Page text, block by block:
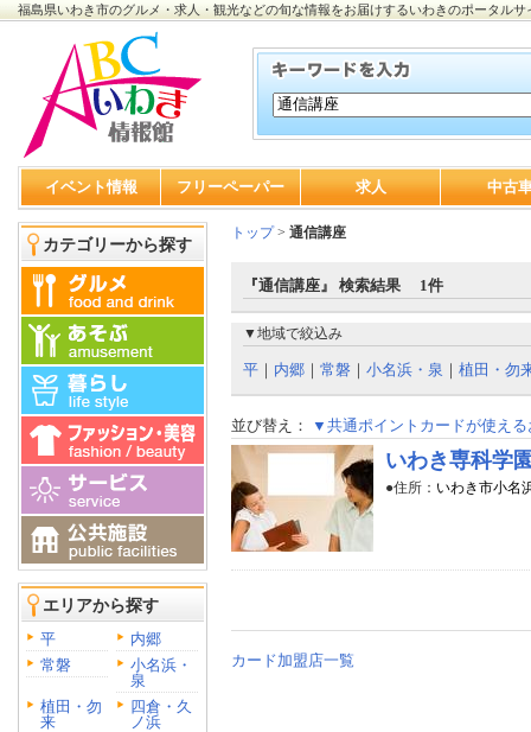
福島県いわき市のグルメ・求人・観光などの旬な情報をお届けするいわきのポータルサ
イベント情報 フリーペーパー 求人 中古
カテゴリーから探す
エリアから探す
平
内郷
常磐
小名浜・
泉
植田・勿
来
四倉・久
ノ浜
トップ> 通信講座
『通信講座』 検索結果 1件
▼地域で絞込み
平 ｜ 内郷 ｜ 常磐 ｜ 小名浜・泉 ｜ 植田・勿
並び替え： ▼共通ポイントカードが使える
いわき専科学
●住所： いわき市小名
カード加盟店一覧